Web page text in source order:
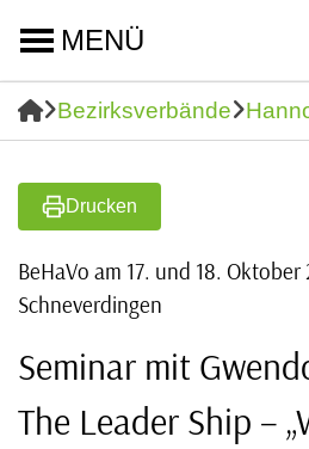
MENÜ
Bezirksverbände
Drucken
BeHaVo am 17. und 18. Oktober
Schneverdingen
Seminar mit
The Leader Ship –